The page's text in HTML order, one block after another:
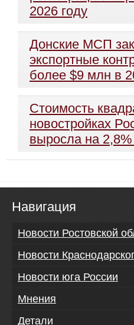
2026 году
Донские МСП
экспортные
более $9 млн в
Стоимость
новостройках
выросла на
Навигация
Новости Ростовской
Новости
Новости юга России
Мнения
Детали